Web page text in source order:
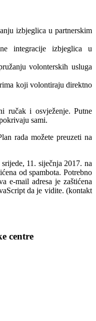
izbjeglica u partnerskim
integracije izbjeglica u
volonterskih usluga
koji volontiraju direktno
ručak i osvježenje. Putne
sami.
rada možete preuzeti na
11. siječnja 2017. na
od spambota. Potrebno
e-mail adresa je zaštićena
da je vidite. (kontakt
centre